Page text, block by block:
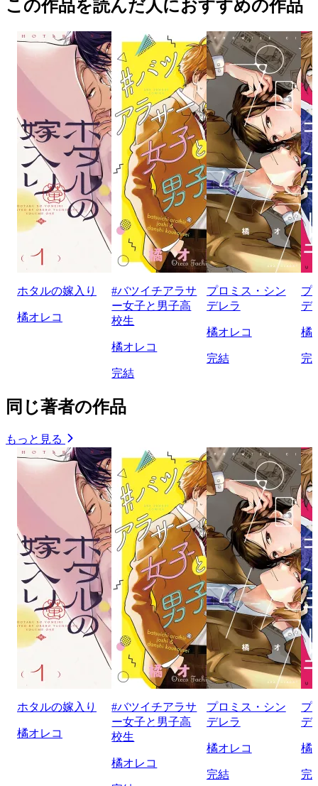
この作品を読んだ人におすすめの作品
ホタルの嫁入り
橘オレコ
#バツイチアラサ
ー女子と男子高
校生
橘オレコ
完結
プロミス・シン
デレラ
橘オレコ
完結
プ
デ
橘
完
同じ著者の作品
もっと見る
ホタルの嫁入り
橘オレコ
#バツイチアラサ
ー女子と男子高
校生
橘オレコ
プロミス・シン
デレラ
橘オレコ
完結
プ
デ
橘
完